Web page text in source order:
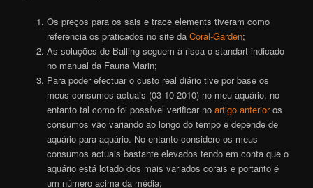
Os preços para os sais e trace elements tiveram como
referencia os praticados no site da Coral-Garden;
As soluções de Balling seguem à risca o standart indicado
no manual da Fauna Marin;
Para poder efectuar o custo real diário tive por base os
meus consumos actuais (03-10-2010) no meu aquário, no
entanto tal como foi possível verificar no artigo anterioros
consumos vão variando ao longo do tempo e depende de
aquário para aquário. No entanto considero os meus
consumos actuais bastante elevados tendo em conta que o
aquário está lotado dos mais variados corais e portanto é
um número acima da média;